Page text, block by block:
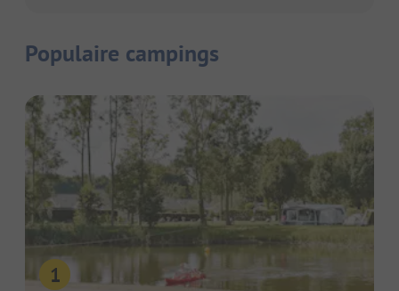
Populaire campings